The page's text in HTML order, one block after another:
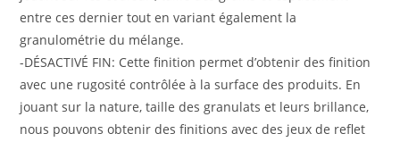
entre ces dernier tout en variant également la
granulométrie du mélange.
-DÉSACTIVÉ FIN: Cette finition permet d’obtenir des finition
avec une rugosité contrôlée à la surface des produits. En
jouant sur la nature, taille des granulats et leurs brillance,
nous pouvons obtenir des finitions avec des jeux de reflet